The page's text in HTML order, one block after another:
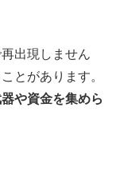
出現しません
とがあります。
や資金を集めら